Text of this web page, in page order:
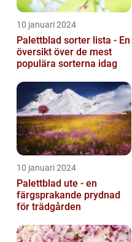
10 januari 2024
Palettblad sorter lista - En
översikt över de mest
populära sorterna idag
10 januari 2024
Palettblad ute - en
färgsprakande prydnad
för trädgården